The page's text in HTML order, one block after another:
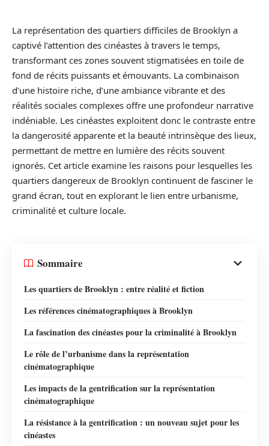
La représentation des quartiers difficiles de Brooklyn a
captivé l’attention des cinéastes à travers le temps,
transformant ces zones souvent stigmatisées en toile de
fond de récits puissants et émouvants. La combinaison
d’une histoire riche, d’une ambiance vibrante et des
réalités sociales complexes offre une profondeur narrative
indéniable. Les cinéastes exploitent donc le contraste entre
la dangerosité apparente et la beauté intrinsèque des lieux,
permettant de mettre en lumière des récits souvent
ignorés. Cet article examine les raisons pour lesquelles les
quartiers dangereux de Brooklyn continuent de fasciner le
grand écran, tout en explorant le lien entre urbanisme,
criminalité et culture locale.
Sommaire
Les quartiers de Brooklyn : entre réalité et fiction
Les références cinématographiques à Brooklyn
La fascination des cinéastes pour la criminalité à Brooklyn
Le rôle de l’urbanisme dans la représentation
cinématographique
Les impacts de la gentrification sur la représentation
cinématographique
La résistance à la gentrification : un nouveau sujet pour les
cinéastes